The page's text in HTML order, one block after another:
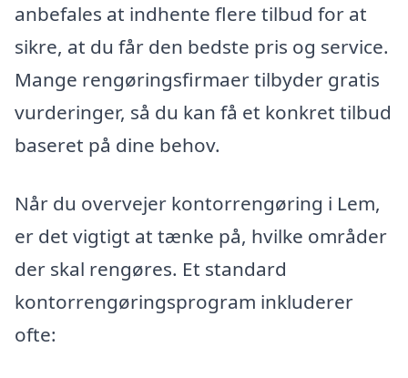
anbefales at indhente flere tilbud for at
sikre, at du får den bedste pris og service.
Mange rengøringsfirmaer tilbyder gratis
vurderinger, så du kan få et konkret tilbud
baseret på dine behov.
Når du overvejer kontorrengøring i Lem,
er det vigtigt at tænke på, hvilke områder
der skal rengøres. Et standard
kontorrengøringsprogram inkluderer
ofte: